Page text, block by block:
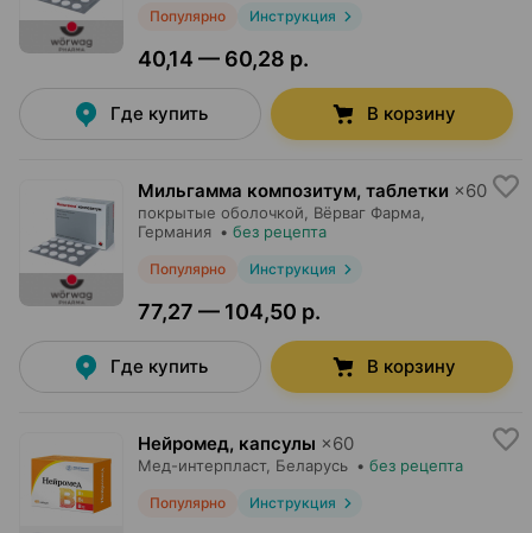
Популярно Инструкция
40,14 — 60,28 р.
Где купить В корзину
Мильгамма композитум, таблетки ×60
покрытые оболочкой, Вёрваг Фарма
Германия • без рецепта
Популярно Инструкция
77,27 — 104,50 р.
Где купить В корзину
Нейромед, капсулы ×60
Мед-интерпласт, Беларусь • без рецепта
Популярно Инструкция